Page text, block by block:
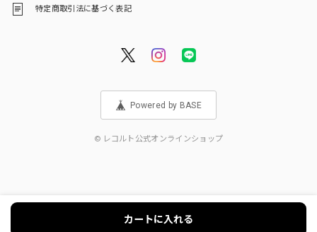
特定商取引法に基づく表記
Powered by BASE
© レコルト公式オンラインショップ
カートに入れる